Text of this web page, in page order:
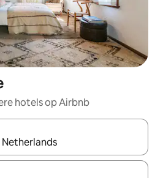
hotels op Airbnb
beschikbaar zijn, maak je een keuze